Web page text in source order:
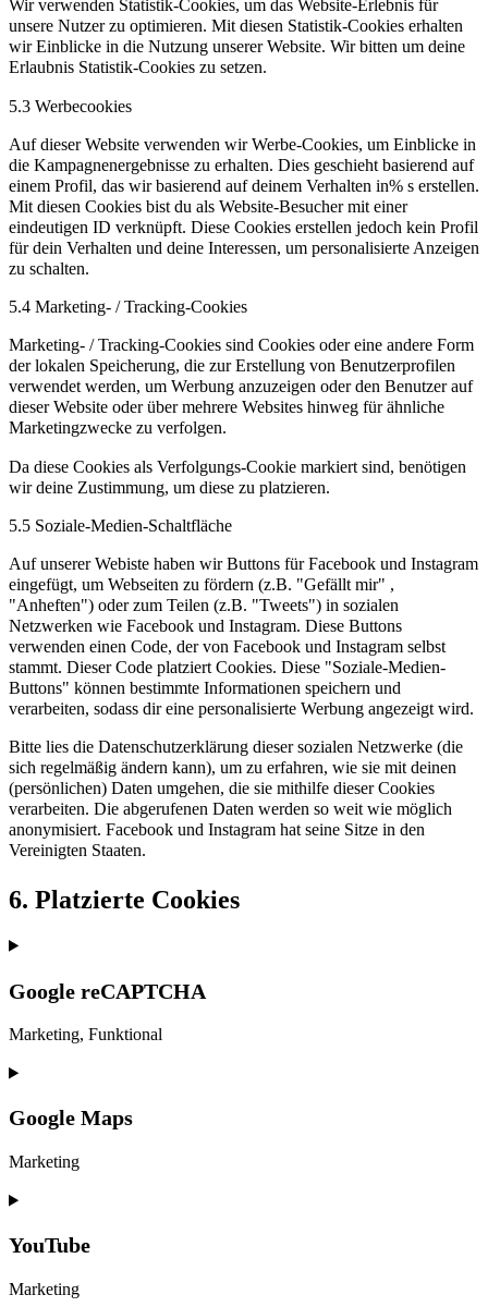
Wir verwenden Statistik-Cookies, um das Website-Erlebnis für
unsere Nutzer zu optimieren. Mit diesen Statistik-Cookies erhalten
wir Einblicke in die Nutzung unserer Website. Wir bitten um deine
Erlaubnis Statistik-Cookies zu setzen.
5.3 Werbecookies
Auf dieser Website verwenden wir Werbe-Cookies, um Einblicke in
die Kampagnenergebnisse zu erhalten. Dies geschieht basierend auf
einem Profil, das wir basierend auf deinem Verhalten in% s erstellen.
Mit diesen Cookies bist du als Website-Besucher mit einer
eindeutigen ID verknüpft. Diese Cookies erstellen jedoch kein Profil
für dein Verhalten und deine Interessen, um personalisierte Anzeigen
zu schalten.
5.4 Marketing- / Tracking-Cookies
Marketing- / Tracking-Cookies sind Cookies oder eine andere Form
der lokalen Speicherung, die zur Erstellung von Benutzerprofilen
verwendet werden, um Werbung anzuzeigen oder den Benutzer auf
dieser Website oder über mehrere Websites hinweg für ähnliche
Marketingzwecke zu verfolgen.
Da diese Cookies als Verfolgungs-Cookie markiert sind, benötigen
wir deine Zustimmung, um diese zu platzieren.
5.5 Soziale-Medien-Schaltfläche
Auf unserer Webiste haben wir Buttons für Facebook und Instagram
eingefügt, um Webseiten zu fördern (z.B. "Gefällt mir" ,
"Anheften") oder zum Teilen (z.B. "Tweets") in sozialen
Netzwerken wie Facebook und Instagram. Diese Buttons
verwenden einen Code, der von Facebook und Instagram selbst
stammt. Dieser Code platziert Cookies. Diese "Soziale-Medien-
Buttons" können bestimmte Informationen speichern und
verarbeiten, sodass dir eine personalisierte Werbung angezeigt wird.
Bitte lies die Datenschutzerklärung dieser sozialen Netzwerke (die
sich regelmäßig ändern kann), um zu erfahren, wie sie mit deinen
(persönlichen) Daten umgehen, die sie mithilfe dieser Cookies
verarbeiten. Die abgerufenen Daten werden so weit wie möglich
anonymisiert. Facebook und Instagram hat seine Sitze in den
Vereinigten Staaten.
6. Platzierte Cookies
Google reCAPTCHA
Marketing, Funktional
Google Maps
Marketing
YouTube
Marketing